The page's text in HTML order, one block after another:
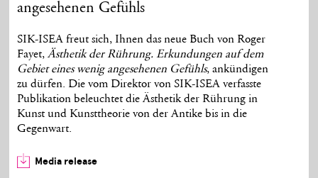
angesehenen Gefühls
SIK-ISEA freut sich, Ihnen das neue Buch von Roger
Fayet,Ästhetik der Rührung. Erkundungen auf dem
Gebiet eines wenig angesehenen Gefühls, ankündigen
zu dürfen. Die vom Direktor von SIK-ISEA verfasste
Publikation beleuchtet die Ästhetik der Rührung in
Kunst und Kunsttheorie von der Antike bis in die
Gegenwart.
Media release